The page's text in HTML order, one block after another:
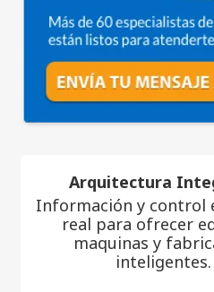
Arquitectura
Información y control
real para ofrecer
maquinas y
inteligentes.